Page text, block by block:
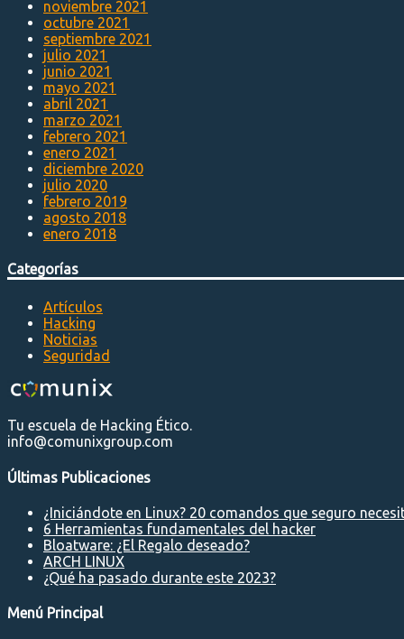
noviembre 2021
octubre 2021
septiembre 2021
julio 2021
junio 2021
mayo 2021
abril 2021
marzo 2021
febrero 2021
enero 2021
diciembre 2020
julio 2020
febrero 2019
agosto 2018
enero 2018
Categorías
Artículos
Hacking
Noticias
Seguridad
Tu escuela de Hacking Ético.
info@comunixgroup.com
Últimas Publicaciones
¿Iniciándote en Linux? 20 comandos que seguro
6 Herramientas fundamentales del hacker
Bloatware: ¿El Regalo deseado?
ARCH LINUX
¿Qué ha pasado durante este 2023?
Menú Principal